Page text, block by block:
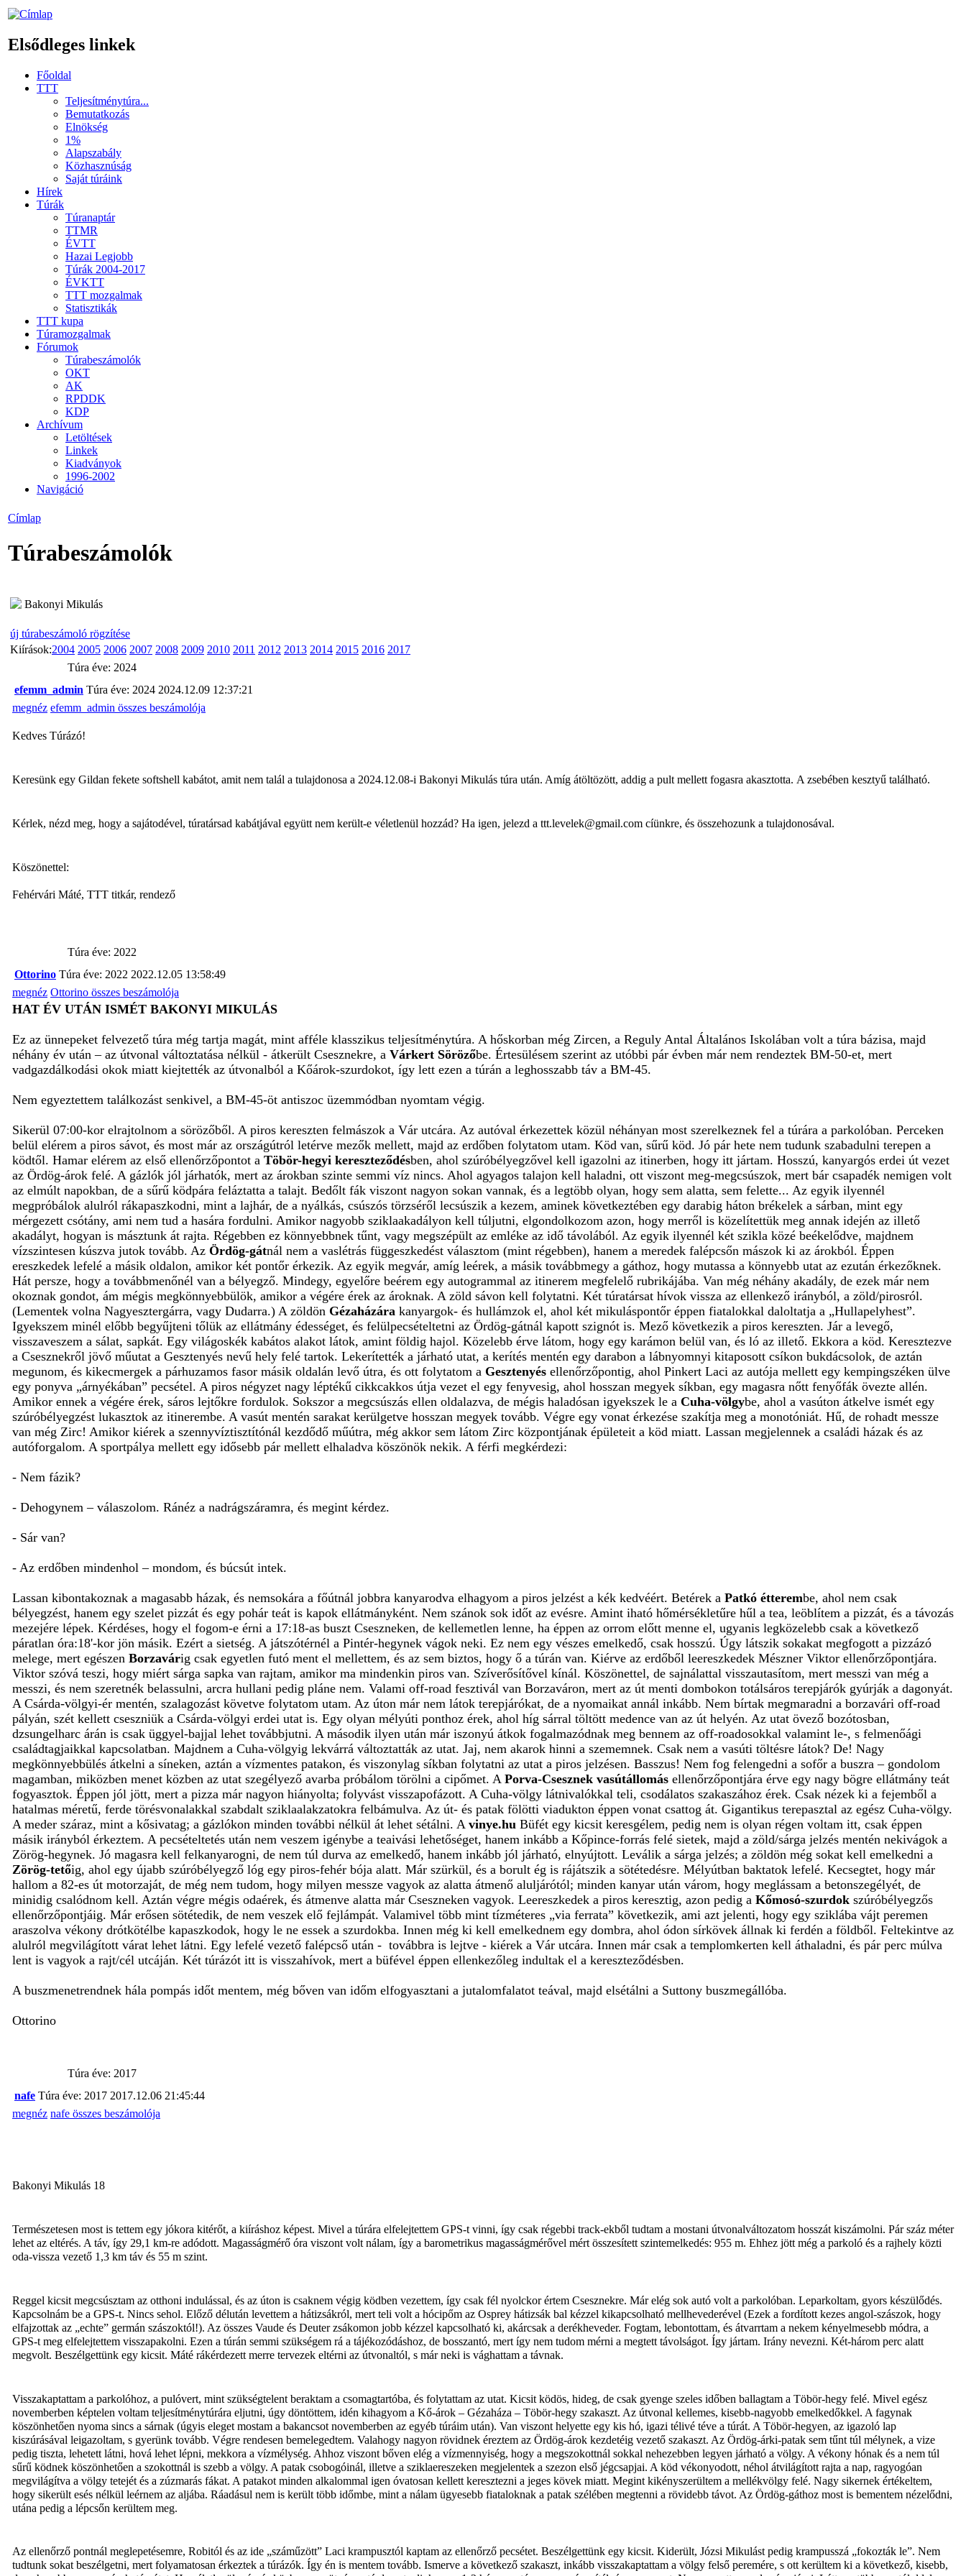
Elsődleges linkek
Főoldal
TTT
Teljesítménytúra...
Bemutatkozás
Elnökség
1%
Alapszabály
Közhasznúság
Saját túráink
Hírek
Túrák
Túranaptár
TTMR
ÉVTT
Hazai Legjobb
Túrák 2004-2017
ÉVKTT
TTT mozgalmak
Statisztikák
TTT kupa
Túramozgalmak
Fórumok
Túrabeszámolók
OKT
AK
RPDDK
KDP
Archívum
Letöltések
Linkek
Kiadványok
1996-2002
Navigáció
Címlap
Túrabeszámolók
Bakonyi Mikulás
új túrabeszámoló rögzítése
Kiírások:2004 2005 2006 2007 2008 2009 2010 2011 2012 2013 2014 2015 2016 2017
Túra éve: 2024
efemm_admin Túra éve: 2024 2024.12.09 12:37:21
megnéz efemm_admin összes beszámolója
Kedves Túrázó!
Keresünk egy Gildan fekete softshell kabátot, amit nem talál a tulajdonosa a 2024.12.08-i Bakonyi Mikulás túra után. Amíg átöltözött, addig a pult mellett fogasra akasztotta. A zsebében kesztyű található.
Kérlek, nézd meg, hogy a sajátodével, túratársad kabátjával együtt nem került-e véletlenül hozzád? Ha igen, jelezd a ttt.levelek@gmail.com cíünkre, és összehozunk a tulajdonosával.
Köszönettel:
Fehérvári Máté, TTT titkár, rendező
Túra éve: 2022
Ottorino Túra éve: 2022 2022.12.05 13:58:49
megnéz Ottorino összes beszámolója
HAT ÉV UTÁN ISMÉT BAKONYI MIKULÁS
Ez az ünnepeket felvezető túra még tartja magát, mint afféle klasszikus teljesítménytúra. A hőskorban még Zircen, a Reguly Antal Általános Iskolában volt a túra bázisa, majd
néhány év után – az útvonal változtatása nélkül - átkerült Csesznekre, a Várkert Sörözőbe. Értesülésem szerint az utóbbi pár évben már nem rendeztek BM-50-et, mert
vadgazdálkodási okok miatt kiejtették az útvonalból a Kőárok-szurdokot, így lett ezen a túrán a leghosszabb táv a BM-45.
Nem egyeztettem találkozást senkivel, a BM-45-öt antiszoc üzemmódban nyomtam végig.
Sikerül 07:00-kor elrajtolnom a sörözőből. A piros kereszten felmászok a Vár utcára. Az autóval érkezettek közül néhányan most szerelkeznek fel a túrára a parkolóban. Perceken
belül elérem a piros sávot, és most már az országútról letérve mezők mellett, majd az erdőben folytatom utam. Köd van, sűrű köd. Jó pár hete nem tudunk szabadulni terepen a
ködtől. Hamar elérem az első ellenőrzőpontot a Töbör-hegyi kereszteződésben, ahol szúróbélyegzővel kell igazolni az itinerben, hogy itt jártam. Hosszú, kanyargós erdei út vezet
az Ördög-árok felé. A gázlók jól járhatók, mert az árokban szinte semmi víz nincs. Ahol agyagos talajon kell haladni, ott viszont meg-megcsúszok, mert bár csapadék nemigen volt
az elmúlt napokban, de a sűrű ködpára feláztatta a talajt. Bedőlt fák viszont nagyon sokan vannak, és a legtöbb olyan, hogy sem alatta, sem felette... Az egyik ilyennél
megpróbálok alulról rákapaszkodni, mint a lajhár, de a nyálkás, csúszós törzséről lecsúszik a kezem, aminek következtében egy darabig háton brékelek a sárban, mint egy
mérgezett csótány, ami nem tud a hasára fordulni. Amikor nagyobb sziklaakadályon kell túljutni, elgondolkozom azon, hogy merről is közelítettük meg annak idején az illető
akadályt, hogyan is másztunk át rajta. Régebben ez könnyebbnek tűnt, vagy megszépült az emléke az idő távolából. Az egyik ilyennél két szikla közé beékelődve, majdnem
vízszintesen kúszva jutok tovább. Az Ördög-gátnál nem a vaslétrás függeszkedést választom (mint régebben), hanem a meredek falépcsőn mászok ki az árokból. Éppen
ereszkedek lefelé a másik oldalon, amikor két pontőr érkezik. Az egyik megvár, amíg leérek, a másik továbbmegy a gáthoz, hogy mutassa a könnyebb utat az ezután érkezőknek.
Hát persze, hogy a továbbmenőnél van a bélyegző. Mindegy, egyelőre beérem egy autogrammal az itinerem megfelelő rubrikájába. Van még néhány akadály, de ezek már nem
okoznak gondot, ám mégis megkönnyebbülök, amikor a végére érek az ároknak. A zöld sávon kell folytatni. Két túratársat hívok vissza az ellenkező irányból, a zöld/pirosról.
(Lementek volna Nagyesztergárra, vagy Dudarra.) A zöldön Gézaházára kanyargok- és hullámzok el, ahol két mikuláspontőr éppen fiatalokkal daloltatja a „Hullapelyhest”.
Igyekszem minél előbb begyűjteni tőlük az ellátmány édességet, és felülpecsételtetni az Ördög-gátnál kapott szignót is. Mező következik a piros kereszten. Jár a levegő,
visszaveszem a sálat, sapkát. Egy világoskék kabátos alakot látok, amint földig hajol. Közelebb érve látom, hogy egy karámon belül van, és ló az illető. Ekkora a köd. Keresztezve
a Csesznekről jövő műutat a Gesztenyés nevű hely felé tartok. Lekerítették a járható utat, a kerítés mentén egy darabon a lábnyomnyi kitaposott csíkon bukdácsolok, de aztán
megunom, és kikecmergek a párhuzamos fasor másik oldalán levő útra, és ott folytatom a Gesztenyés ellenőrzőpontig, ahol Pinkert Laci az autója mellett egy kempingszéken ülve
egy ponyva „árnyékában” pecsétel. A piros négyzet nagy léptékű cikkcakkos útja vezet el egy fenyvesig, ahol hosszan megyek síkban, egy magasra nőtt fenyőfák övezte allén.
Amikor ennek a végére érek, sáros lejtőkre fordulok. Sokszor a megcsúszás ellen oldalazva, de mégis haladósan igyekszek le a Cuha-völgybe, ahol a vasúton átkelve ismét egy
szúróbélyegzést lukasztok az itinerembe. A vasút mentén sarakat kerülgetve hosszan megyek tovább. Végre egy vonat érkezése szakítja meg a monotóniát. Hű, de rohadt messze
van még Zirc! Amikor kiérek a szennyvíztisztítónál kezdődő műútra, még akkor sem látom Zirc központjának épületeit a köd miatt. Lassan megjelennek a családi házak és az
autóforgalom. A sportpálya mellett egy idősebb pár mellett elhaladva köszönök nekik. A férfi megkérdezi:
- Nem fázik?
- Dehogynem – válaszolom. Ránéz a nadrágszáramra, és megint kérdez.
- Sár van?
- Az erdőben mindenhol – mondom, és búcsút intek.
Lassan kibontakoznak a magasabb házak, és nemsokára a főútnál jobbra kanyarodva elhagyom a piros jelzést a kék kedvéért. Betérek a Patkó étterembe, ahol nem csak
bélyegzést, hanem egy szelet pizzát és egy pohár teát is kapok ellátmányként. Nem szánok sok időt az evésre. Amint iható hőmérsékletűre hűl a tea, leöblítem a pizzát, és a távozás
mezejére lépek. Kérdéses, hogy el fogom-e érni a 17:18-as buszt Cseszneken, de kellemetlen lenne, ha éppen az orrom előtt menne el, ugyanis legközelebb csak a következő
páratlan óra:18'-kor jön másik. Ezért a sietség. A játszótérnél a Pintér-hegynek vágok neki. Ez nem egy vészes emelkedő, csak hosszú. Úgy látszik sokakat megfogott a pizzázó
melege, mert egészen Borzavárig csak egyetlen futó ment el mellettem, és az sem biztos, hogy ő a túrán van. Kiérve az erdőből leereszkedek Mészner Viktor ellenőrzőpontjára.
Viktor szóvá teszi, hogy miért sárga sapka van rajtam, amikor ma mindenkin piros van. Szíverősítővel kínál. Köszönettel, de sajnálattal visszautasítom, mert messzi van még a
messzi, és nem szeretnék belassulni, arcra hullani pedig pláne nem. Valami off-road fesztivál van Borzaváron, mert az út menti dombokon totálsáros terepjárók gyúrják a dagonyát.
A Csárda-völgyi-ér mentén, szalagozást követve folytatom utam. Az úton már nem látok terepjárókat, de a nyomaikat annál inkább. Nem bírtak megmaradni a borzavári off-road
pályán, szét kellett cseszniük a Csárda-völgyi erdei utat is. Egy olyan mélyúti ponthoz érek, ahol híg sárral töltött medence van az út helyén. Az utat övező bozótosban,
dzsungelharc árán is csak üggyel-bajjal lehet továbbjutni. A második ilyen után már iszonyú átkok fogalmazódnak meg bennem az off-roadosokkal valamint le-, s felmenőági
családtagjaikkal kapcsolatban. Majdnem a Cuha-völgyig lekvárrá változtatták az utat. Jaj, nem akarok hinni a szememnek. Csak nem a vasúti töltésre látok? De! Nagy
megkönnyebbülés átkelni a síneken, aztán a vízmentes patakon, és viszonylag síkban folytatni az utat a piros jelzésen. Basszus! Nem fog felengedni a sofőr a buszra – gondolom
magamban, miközben menet közben az utat szegélyező avarba próbálom törölni a cipőmet. A Porva-Csesznek vasútállomás ellenőrzőpontjára érve egy nagy bögre ellátmány teát
fogyasztok. Éppen jól jött, mert a pizza már nagyon hiányolta; folyvást visszapofázott. A Cuha-völgy látnivalókkal teli, csodálatos szakaszához érek. Csak nézek ki a fejemből a
hatalmas méretű, ferde törésvonalakkal szabdalt sziklaalakzatokra felbámulva. Az út- és patak fölötti viadukton éppen vonat csattog át. Gigantikus terepasztal az egész Cuha-völgy.
A meder száraz, mint a kősivatag; a gázlókon minden további nélkül át lehet sétálni. A vinye.hu Büfét egy kicsit keresgélem, pedig nem is olyan régen voltam itt, csak éppen
másik irányból érkeztem. A pecsételtetés után nem veszem igénybe a teaivási lehetőséget, hanem inkább a Kőpince-forrás felé sietek, majd a zöld/sárga jelzés mentén nekivágok a
Zörög-hegynek. Jó magasra kell felkanyarogni, de nem túl durva az emelkedő, hanem inkább jól járható, elnyújtott. Leválik a sárga jelzés; a zöldön még sokat kell emelkedni a
Zörög-tetőig, ahol egy újabb szúróbélyegző lóg egy piros-fehér bója alatt. Már szürkül, és a borult ég is rájátszik a sötétedésre. Mélyútban baktatok lefelé. Kecsegtet, hogy már
hallom a 82-es út motorzaját, de még nem tudom, hogy milyen messze vagyok az alatta átmenő aluljárótól; minden kanyar után várom, hogy meglássam a betonszegélyét, de
minidig csalódnom kell. Aztán végre mégis odaérek, és átmenve alatta már Cseszneken vagyok. Leereszkedek a piros keresztig, azon pedig a Kőmosó-szurdok szúróbélyegzős
ellenőrzőpontjáig. Már erősen sötétedik, de nem veszek elő fejlámpát. Valamivel több mint tízméteres „via ferrata” következik, ami azt jelenti, hogy egy sziklába vájt peremen
araszolva vékony drótkötélbe kapaszkodok, hogy le ne essek a szurdokba. Innen még ki kell emelkednem egy dombra, ahol ódon sírkövek állnak ki ferdén a földből. Feltekintve az
alulról megvilágított várat lehet látni. Egy lefelé vezető falépcső után - továbbra is lejtve - kiérek a Vár utcára. Innen már csak a templomkerten kell áthaladni, és pár perc múlva
lent is vagyok a rajt/cél utcáján. Két túrázót itt is visszahívok, mert a büfével éppen ellenkezőleg indultak el a kereszteződésben.
A buszmenetrendnek hála pompás időt mentem, még bőven van időm elfogyasztani a jutalomfalatot teával, majd elsétálni a Suttony buszmegállóba.
Ottorino
Túra éve: 2017
nafe Túra éve: 2017 2017.12.06 21:45:44
megnéz nafe összes beszámolója
Bakonyi Mikulás 18
Természetesen most is tettem egy jókora kitérőt, a kiíráshoz képest. Mivel a túrára elfelejtettem GPS-t vinni, így csak régebbi track-ekből tudtam a mostani útvonalváltozatom hosszát kiszámolni. Pár száz méter
lehet az eltérés. A táv, így 29,1 km-re adódott. Magasságmérő óra viszont volt nálam, így a barometrikus magasságmérővel mért összesített szintemelkedés: 955 m. Ehhez jött még a parkoló és a rajhely közti
oda-vissza vezető 1,3 km táv és 55 m szint.
Reggel kicsit megcsúsztam az otthoni indulással, és az úton is csaknem végig ködben vezettem, így csak fél nyolckor értem Csesznekre. Már elég sok autó volt a parkolóban. Leparkoltam, gyors készülődés.
Kapcsolnám be a GPS-t. Nincs sehol. Előző délután levettem a hátizsákról, mert teli volt a hócipőm az Osprey hátizsák bal kézzel kikapcsolható mellhevederével (Ezek a fordított kezes angol-szászok, hogy
elfajzottak az „echte” germán szászoktól!). Az összes Vaude és Deuter zsákomon jobb kézzel kapcsolható ki, akárcsak a derékheveder. Fogtam, lebontottam, és átvarrtam a nekem kényelmesebb módra, a
GPS-t meg elfelejtettem visszapakolni. Ezen a túrán semmi szükségem rá a tájékozódáshoz, de bosszantó, mert így nem tudom mérni a megtett távolságot. Így jártam. Irány nevezni. Két-három perc alatt
megvolt. Beszélgettünk egy kicsit. Máté rákérdezett merre tervezek eltérni az útvonaltól, s már neki is vághattam a távnak.
Visszakaptattam a parkolóhoz, a pulóvert, mint szükségtelent beraktam a csomagtartóba, és folytattam az utat. Kicsit ködös, hideg, de csak gyenge szeles időben ballagtam a Töbör-hegy felé. Mivel egész
novemberben képtelen voltam teljesítménytúrára eljutni, úgy döntöttem, idén kihagyom a Kő-árok – Gézaháza – Töbör-hegy szakaszt. Az útvonal kellemes, kisebb-nagyobb emelkedőkkel. A fagynak
köszönhetően nyoma sincs a sárnak (úgyis eleget mostam a bakancsot novemberben az egyéb túráim után). Van viszont helyette egy kis hó, igazi télivé téve a túrát. A Töbör-hegyen, az igazoló lap
kiszúrásával leigazoltam, s gyerünk tovább. Végre rendesen bemelegedtem. Valahogy nagyon rövidnek éreztem az Ördög-árok kezdetéig vezető szakaszt. Az Ördög-árki-patak sem tűnt túl mélynek, a vize
pedig tiszta, lehetett látni, hová lehet lépni, mekkora a vízmélység. Ahhoz viszont bőven elég a vízmennyiség, hogy a megszokottnál sokkal nehezebben legyen járható a völgy. A vékony hónak és a nem túl
sűrű ködnek köszönhetően a szokottnál is szebb a völgy. A patak csobogóinál, illetve a sziklaereszeken megjelentek a szezon első jégcsapjai. A köd vékonyodott, néhol átvilágított rajta a nap, ragyogóan
megvilágítva a völgy tetejét és a zúzmarás fákat. A patakot minden alkalommal igen óvatosan kellett keresztezni a jeges kövek miatt. Megint kikényszerültem a mellékvölgy felé. Nagy sikernek értékeltem,
hogy sikerült esés nélkül leérnem az aljába. Ráadásul nem is került több időmbe, mint a nálam ügyesebb fiataloknak a patak szélében megtenni a rövidebb távot. Az Ördög-gáthoz most is bementem nézelődni,
utána pedig a lépcsőn kerültem meg.
Az ellenőrző pontnál meglepetésemre, Robitól és az ide „száműzött” Laci krampusztól kaptam az ellenőrző pecsétet. Beszélgettünk egy kicsit. Kiderült, Józsi Mikulást pedig krampusszá „fokozták le”. Nem
tudtunk sokat beszélgetni, mert folyamatosan érkeztek a túrázók. Így én is mentem tovább. Ismerve a következő szakaszt, inkább visszakaptattam a völgy felső peremére, s ott kerültem ki a következő, kisebb,